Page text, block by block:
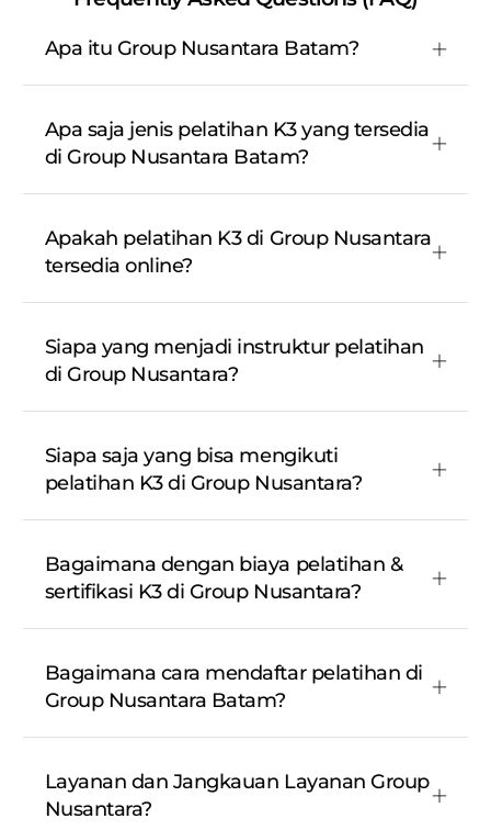
Apa itu Group Nusantara Batam?
Apa saja jenis pelatihan K3 yang tersedia
di Group Nusantara Batam?
Apakah pelatihan K3 di Group Nusantara
tersedia online?
Siapa yang menjadi instruktur pelatihan
di Group Nusantara?
Siapa saja yang bisa mengikuti
pelatihan K3 di Group Nusantara?
Bagaimana dengan biaya pelatihan &
sertifikasi K3 di Group Nusantara?
Bagaimana cara mendaftar pelatihan di
Group Nusantara Batam?
Layanan dan Jangkauan Layanan Group
Nusantara?